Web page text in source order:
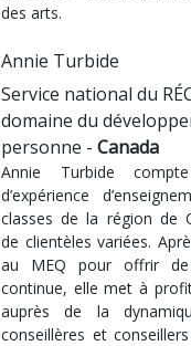
des arts.
Annie Turbide
Service national du
domaine du
personne - Canada
Annie Turbide
d’expérience
classes de la région de
de clientèles variées.
au MEQ pour offrir
continue, elle met à
auprès de la
conseillères et